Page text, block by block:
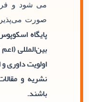
می شود و
صورت
پایگاه
بین‌المللی
اولویت داوری
باشند.